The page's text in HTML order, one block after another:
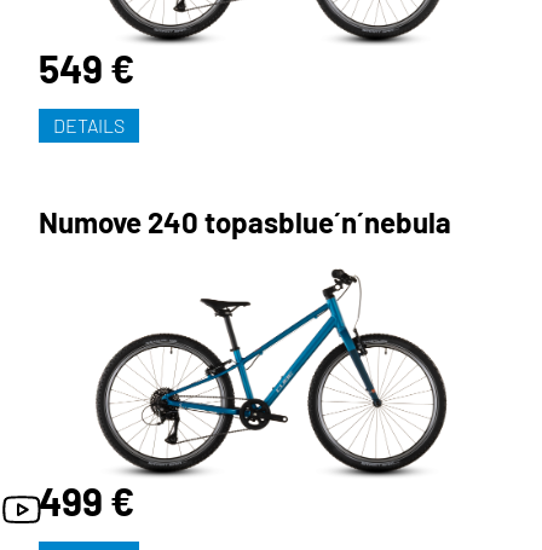
549 €
DETAILS
Numove 240 topasblue´n´nebula
499 €